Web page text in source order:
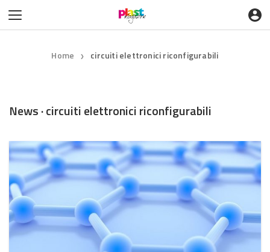
Home ❯ circuiti elettronici riconfigurabili
News · circuiti elettronici riconfigurabili